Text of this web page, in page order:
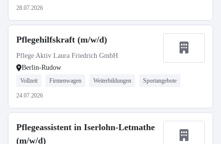
28.07.2026
Pflegehilfskraft (m/w/d)
Pflege Aktiv Laura Friedrich GmbH
Berlin-Rudow
Vollzeit Firmenwagen Weiterbildungen Sportangebote
24.07.2026
Pflegeassistent in Iserlohn-Letmathe
(m/w/d)